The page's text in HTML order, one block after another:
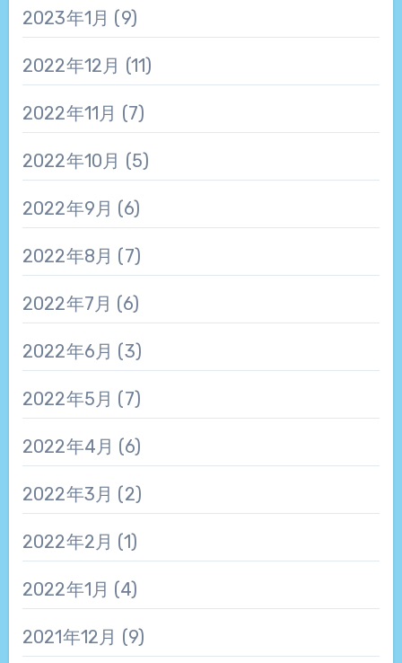
2023年1月 (9)
2022年12月 (11)
2022年11月 (7)
2022年10月 (5)
2022年9月 (6)
2022年8月 (7)
2022年7月 (6)
2022年6月 (3)
2022年5月 (7)
2022年4月 (6)
2022年3月 (2)
2022年2月 (1)
2022年1月 (4)
2021年12月 (9)